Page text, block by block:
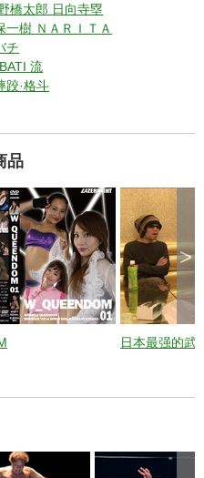
橋太郎 日向寺塁
一樹 ＮＡＲＩＴＡ
チ
流
跤·格斗
品
日本最强的武
>